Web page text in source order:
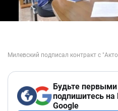
Будьте первыми
подпишитесь на
Google